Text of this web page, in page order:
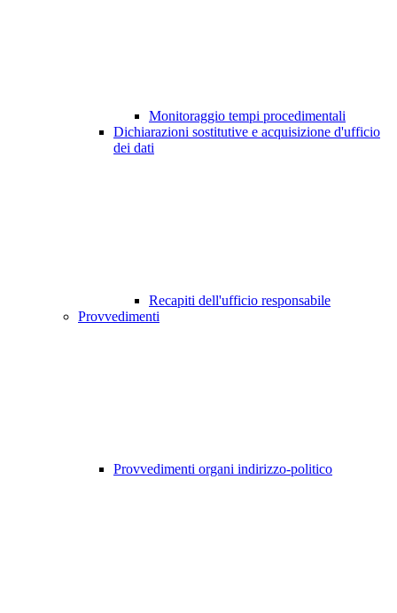
Monitoraggio tempi procedimentali
Dichiarazioni sostitutive e acquisizione d'ufficio
dei dati
Recapiti dell'ufficio responsabile
Provvedimenti
Provvedimenti organi indirizzo-politico